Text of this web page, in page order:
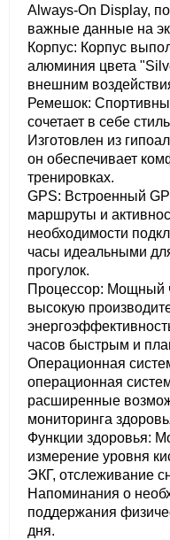
Always-On Display,
важные данные на
Корпус: Корпус
алюминия цвета
внешним
Ремешок:
сочетает в себе
Изготовлен из
он обеспечивает
тренировках.
GPS: Встроенный
маршруты и
необходимости
часы идеальными
прогулок.
Процессор: Мощный
высокую
часов быстрым и
Операционная
операционная
расширенные
мониторинга
Функции здоровья:
измерение уровня
ЭКГ, отслеживание
Напоминания о
поддержания
дня.